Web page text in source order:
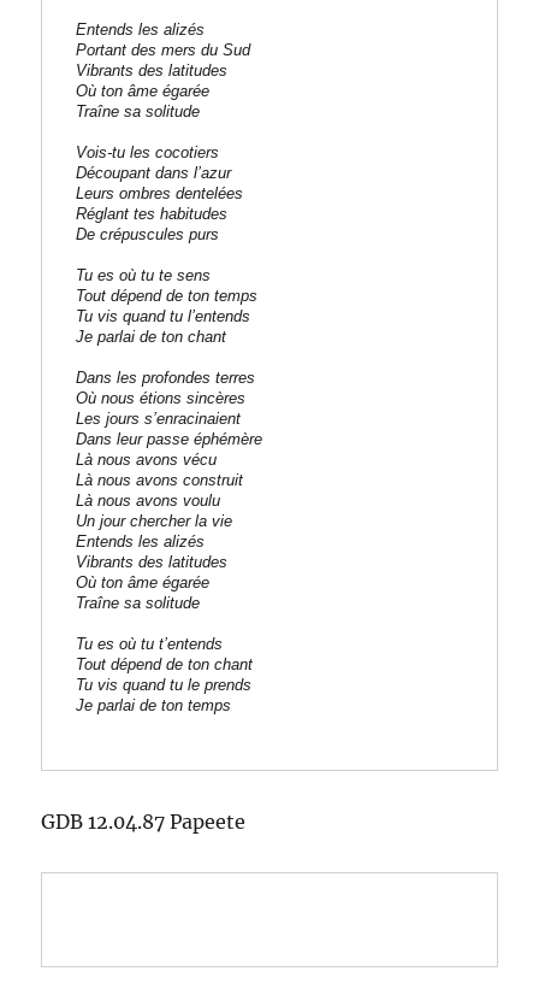
Entends les alizés
Portant des mers du Sud
Vibrants des latitudes
Où ton âme égarée
Traîne sa solitude
Vois-tu les cocotiers
Découpant dans l’azur
Leurs ombres dentelées
Réglant tes habitudes
De crépuscules purs
Tu es où tu te sens
Tout dépend de ton temps
Tu vis quand tu l’entends
Je parlai de ton chant
Dans les profondes terres
Où nous étions sincères
Les jours s’enracinaient
Dans leur passe éphémère
Là nous avons vécu
Là nous avons construit
Là nous avons voulu
Un jour chercher la vie
Entends les alizés
Vibrants des latitudes
Où ton âme égarée
Traîne sa solitude
Tu es où tu t’entends
Tout dépend de ton chant
Tu vis quand tu le prends
Je parlai de ton temps
GDB 12.04.87 Papeete